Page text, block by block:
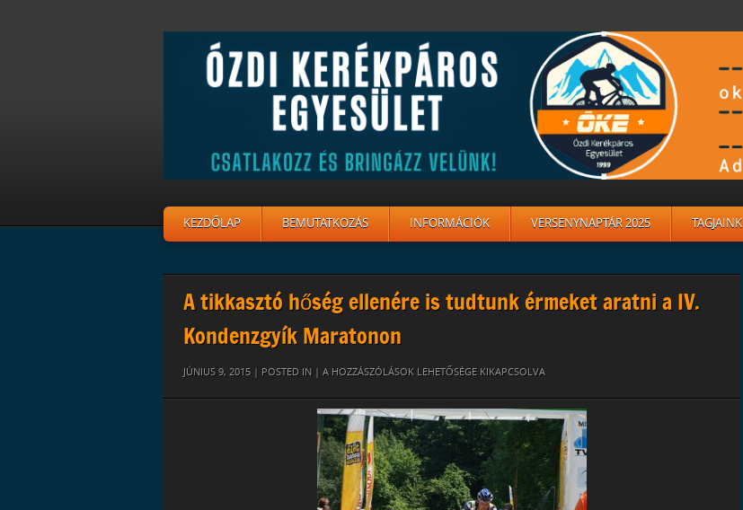
KEZDŐLAP BEMUTATKOZÁS INFORMÁCIÓK VERSENYNAPTÁR 2025 TAGJAINK
A tikkasztó hőség ellenére is tudtunk érmeket aratni a IV.
Kondenzgyík Maratonon
JÚNIUS 9, 2015 | POSTED IN | 10501956_935510379828874_5126734339829115130_N
A HOZZÁSZÓLÁSOK LEHETŐSÉGE KIKAPCSOLVA